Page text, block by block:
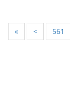
« < 561